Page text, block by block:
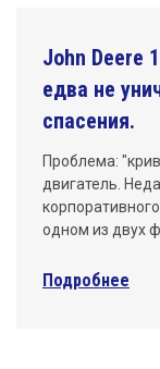
John Deere
едва не
спасения.
Проблема:
двигатель.
одном из двух
Подробнее